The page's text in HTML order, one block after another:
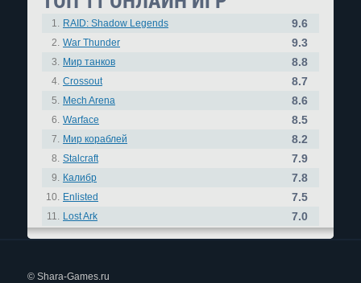
1. RAID: Shadow Legends 9.6
2. War Thunder 9.3
3. Мир танков 8.8
4. Crossout 8.7
5. Mech Arena 8.6
6. Warface 8.5
7. Мир кораблей 8.2
8. Stalcraft 7.9
9. Калибр 7.8
10. Enlisted 7.5
11. Lost Ark 7.0
© Shara-Games.ru